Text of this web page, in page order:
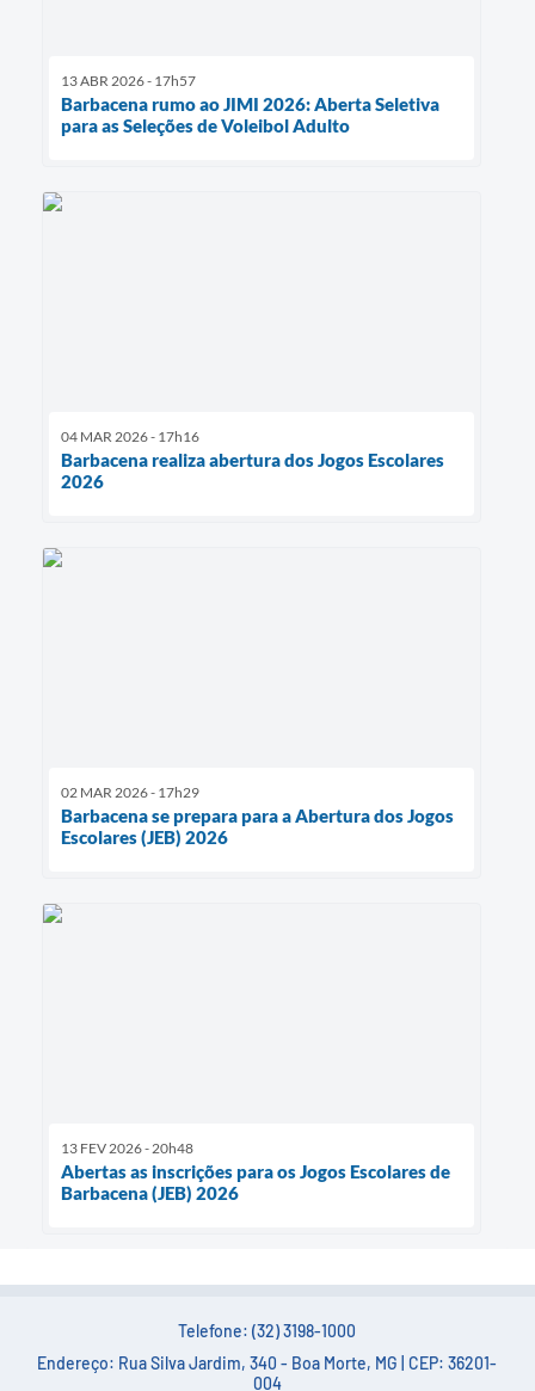
13 ABR 2026 - 17h57
Barbacena rumo ao JIMI 2026: Aberta Seletiva
para as Seleções de Voleibol Adulto
04 MAR 2026 - 17h16
Barbacena realiza abertura dos Jogos Escolares
2026
02 MAR 2026 - 17h29
Barbacena se prepara para a Abertura dos Jogos
Escolares (JEB) 2026
13 FEV 2026 - 20h48
Abertas as inscrições para os Jogos Escolares de
Barbacena (JEB) 2026
Telefone: (32) 3198-1000
Endereço: Rua Silva Jardim, 340 - Boa Morte, MG | CEP: 36201-
004